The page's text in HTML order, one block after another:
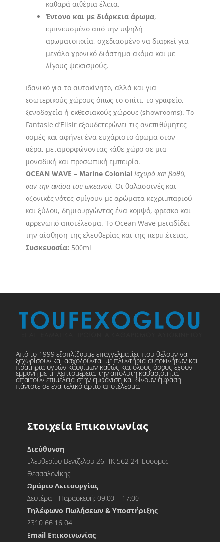
καθαρά αιθέρια έλαια.
Έντονο και με διάρκεια άρωμα,
εμπνευσμένο από την υψηλή
αρωματοποιία, σχεδιασμένο να διαρκεί για
μεγάλο χρονικό διάστημα ακόμα και με
λίγους ψεκασμούς.
Ιδανικό για το αυτοκίνητο, αλλά και για
εσωτερικούς χώρους όπως το σπίτι, το γραφείο,
ξενοδοχεία ή εκθεσιακούς χώρους (showrooms). Το
Fantasie d’Elisir εξουδετερώνει τις ανεπιθύμητες
οσμές και αφήνει ένα ευχάριστο άρωμα στον
αέρα, μεταμορφώνοντας κάθε χώρο σε μια
μοναδική και προσωπική εμπειρία.
OCEAN WAVE – Marine Colonial Ισχυρό και βαθύ,
σαν την ανάσα του ωκεανού. Οι θαλασσινές και
οζονικές νότες σμίγουν με αρώματα κεχριμπαριού
και ξύλου, δημιουργώντας ένα κομψό, φρέσκο και
αρρενωπό αποτέλεσμα. Το Ocean Wave μεταδίδει
την αίσθηση της ελευθερίας και της περιπέτειας.
Συσκευασία: 500ml
Από το 1999 εξοπλίζουμε επαγγελματίες που θέλουν να
ξεχωρίσουν και ασχολούνται με πλυντήρια αυτοκινήτων και
πρατήρια υγρών καυσίμων καθώς και όλους όσους έχουν
εμμονή με τη λεπτομέρεια, την απόλυτη καθαριότητα,
απαιτούν επιμέλεια στην εμφάνιση και δίνουν έμφαση
πάντοτε σε ένα τελικό άρτιο αποτέλεσμα.
Στοιχεία Επικοινωνίας
Διεύθυνση
Ελευθερίου Βενιζέλου 26, ΤΚ 562 24, Εύοσμος
Θεσσαλονίκης
Ωράριο Λειτουργίας
Δευτέρα – Παρασκευή: 09:00 – 17:00
Τηλέφωνο Πωλήσεων & Υποστήριξης
2310 66 16 04
Εmail Επικοινωνίας